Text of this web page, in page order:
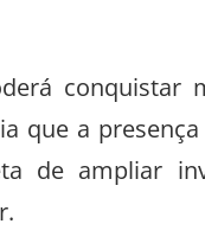
conquistar
que a
de ampliar